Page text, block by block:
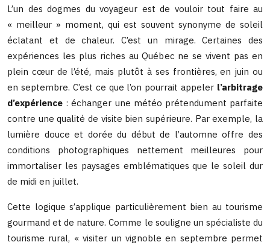
L’un des dogmes du voyageur est de vouloir tout faire au
« meilleur » moment, qui est souvent synonyme de soleil
éclatant et de chaleur. C’est un mirage. Certaines des
expériences les plus riches au Québec ne se vivent pas en
plein cœur de l’été, mais plutôt à ses frontières, en juin ou
en septembre. C’est ce que l’on pourrait appeler l’arbitrage
d’expérience : échanger une météo prétendument parfaite
contre une qualité de visite bien supérieure. Par exemple, la
lumière douce et dorée du début de l’automne offre des
conditions photographiques nettement meilleures pour
immortaliser les paysages emblématiques que le soleil dur
de midi en juillet.
Cette logique s’applique particulièrement bien au tourisme
gourmand et de nature. Comme le souligne un spécialiste du
tourisme rural, « visiter un vignoble en septembre permet